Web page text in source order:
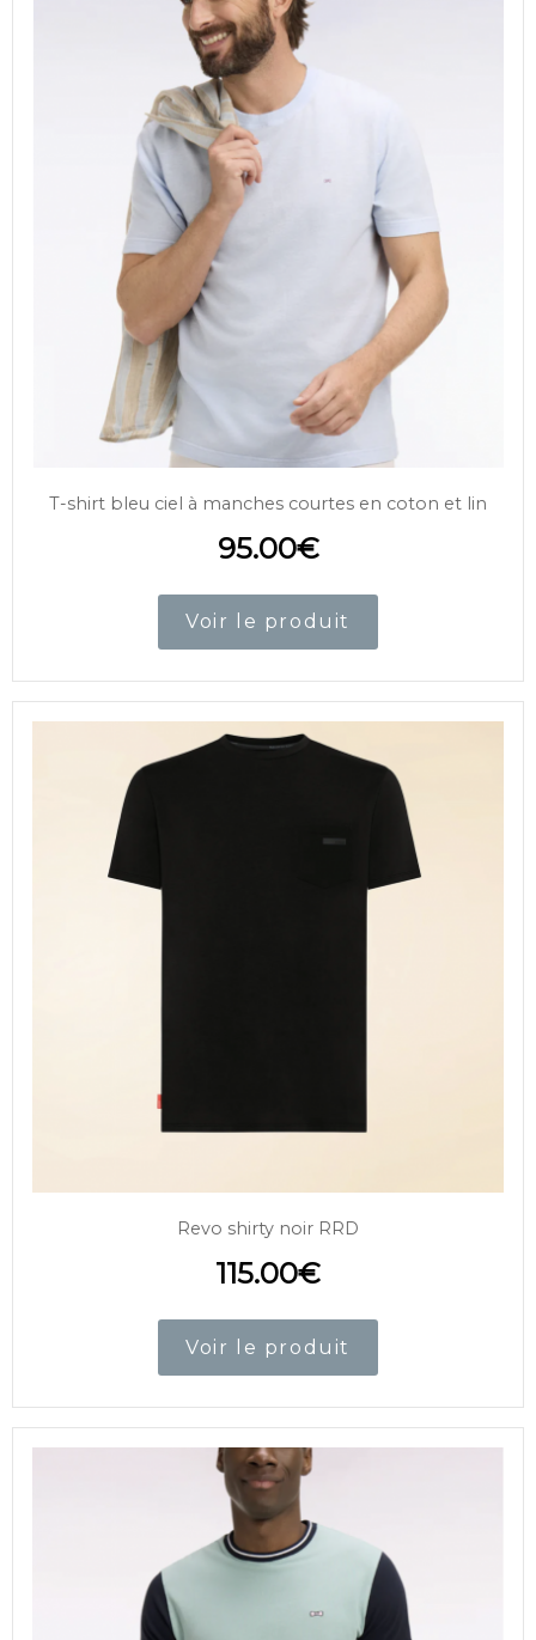
T-shirt bleu ciel à manches courtes en coton et lin
95.00€
Voir le produit
Revo shirty noir RRD
115.00€
Voir le produit